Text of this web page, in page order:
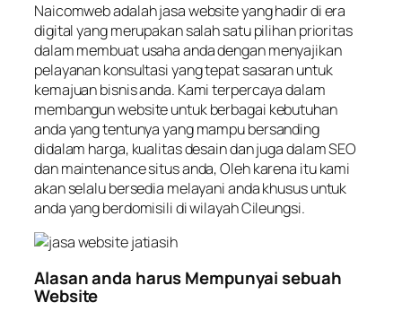
Naicomweb adalah jasa website yang hadir di era
digital yang merupakan salah satu pilihan prioritas
dalam membuat usaha anda dengan menyajikan
pelayanan konsultasi yang tepat sasaran untuk
kemajuan bisnis anda. Kami terpercaya dalam
membangun website untuk berbagai kebutuhan
anda yang tentunya yang mampu bersanding
didalam harga, kualitas desain dan juga dalam SEO
dan maintenance situs anda, Oleh karena itu kami
akan selalu bersedia melayani anda khusus untuk
anda yang berdomisili di wilayah Cileungsi.
Alasan anda harus Mempunyai sebuah
Website